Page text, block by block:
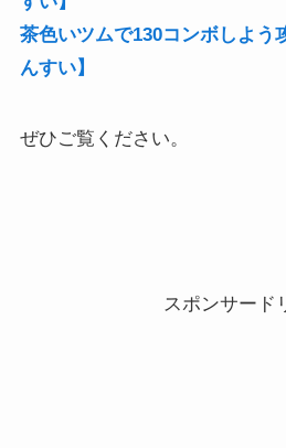
茶色いツムで130コンボしよう
んすい】
ぜひご覧ください。